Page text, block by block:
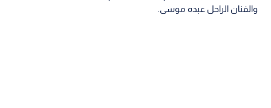
والفنان الراحل عبده موسى.